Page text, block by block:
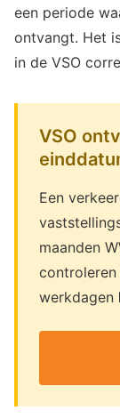
een periode
ontvangt. Het
in de VSO
VSO
Een
maanden
werkdagen